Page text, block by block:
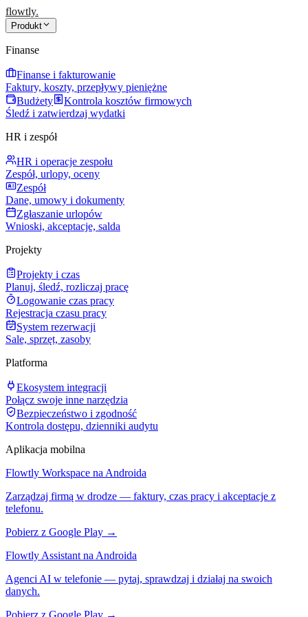
flowtly.
Produkt
Finanse
Finanse i fakturowanie
Faktury, koszty, przepływy pieniężne
Budżety
Kontrola kosztów firmowych
Śledź i zatwierdzaj wydatki
HR i zespół
HR i operacje zespołu
Zespół, urlopy, oceny
Zespół
Dane, umowy i dokumenty
Zgłaszanie urlopów
Wnioski, akceptacje, salda
Projekty
Projekty i czas
Planuj, śledź, rozliczaj pracę
Logowanie czas pracy
Rejestracja czasu pracy
System rezerwacji
Sale, sprzęt, zasoby
Platforma
Ekosystem integracji
Połącz swoje inne narzędzia
Bezpieczeństwo i zgodność
Kontrola dostępu, dzienniki audytu
Aplikacja mobilna
Flowtly Workspace na Androida
Zarządzaj firmą w drodze — faktury, czas pracy i akceptacje z
telefonu.
Pobierz z Google Play →
Flowtly Assistant na Androida
Agenci AI w telefonie — pytaj, sprawdzaj i działaj na swoich
danych.